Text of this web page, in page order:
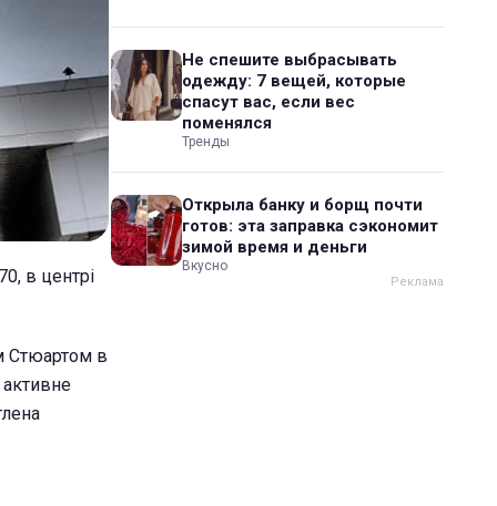
в центрі
Стюартом в
активне
Не спешите выбрасывать
одежду: 7 вещей, которые
спасут вас, если вес
поменялся
Тренды
Открыла банку и борщ почти
готов: эта заправка сэкономит
зимой время и деньги
Вкусно